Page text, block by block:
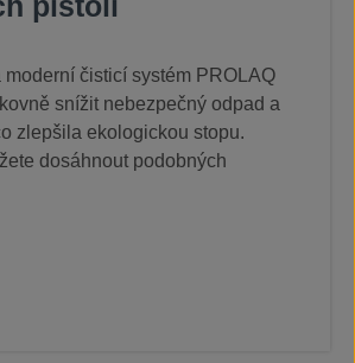
moderní čisticí systém PROLAQ
snížit nebezpečný odpad a
zlepšila ekologickou stopu.
dosáhnout podobných